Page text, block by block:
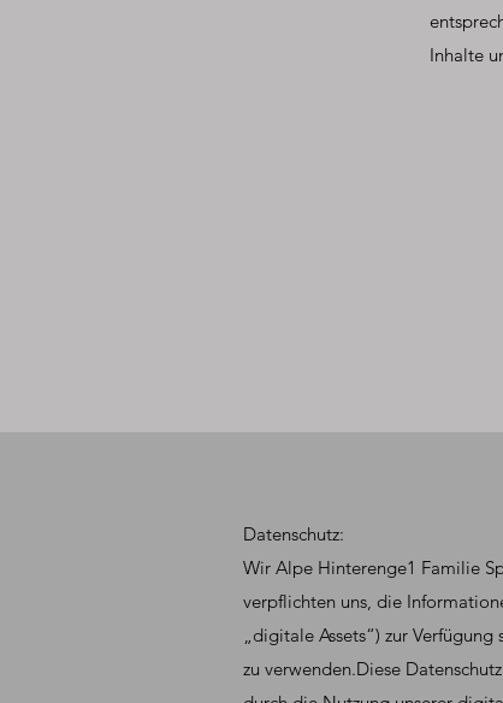
Inhalte
Datenschutz:
Wir Alpe Hinterenge1 Familie
verpflichten uns, die
„digitale Assets“) zur
zu verwenden.Diese